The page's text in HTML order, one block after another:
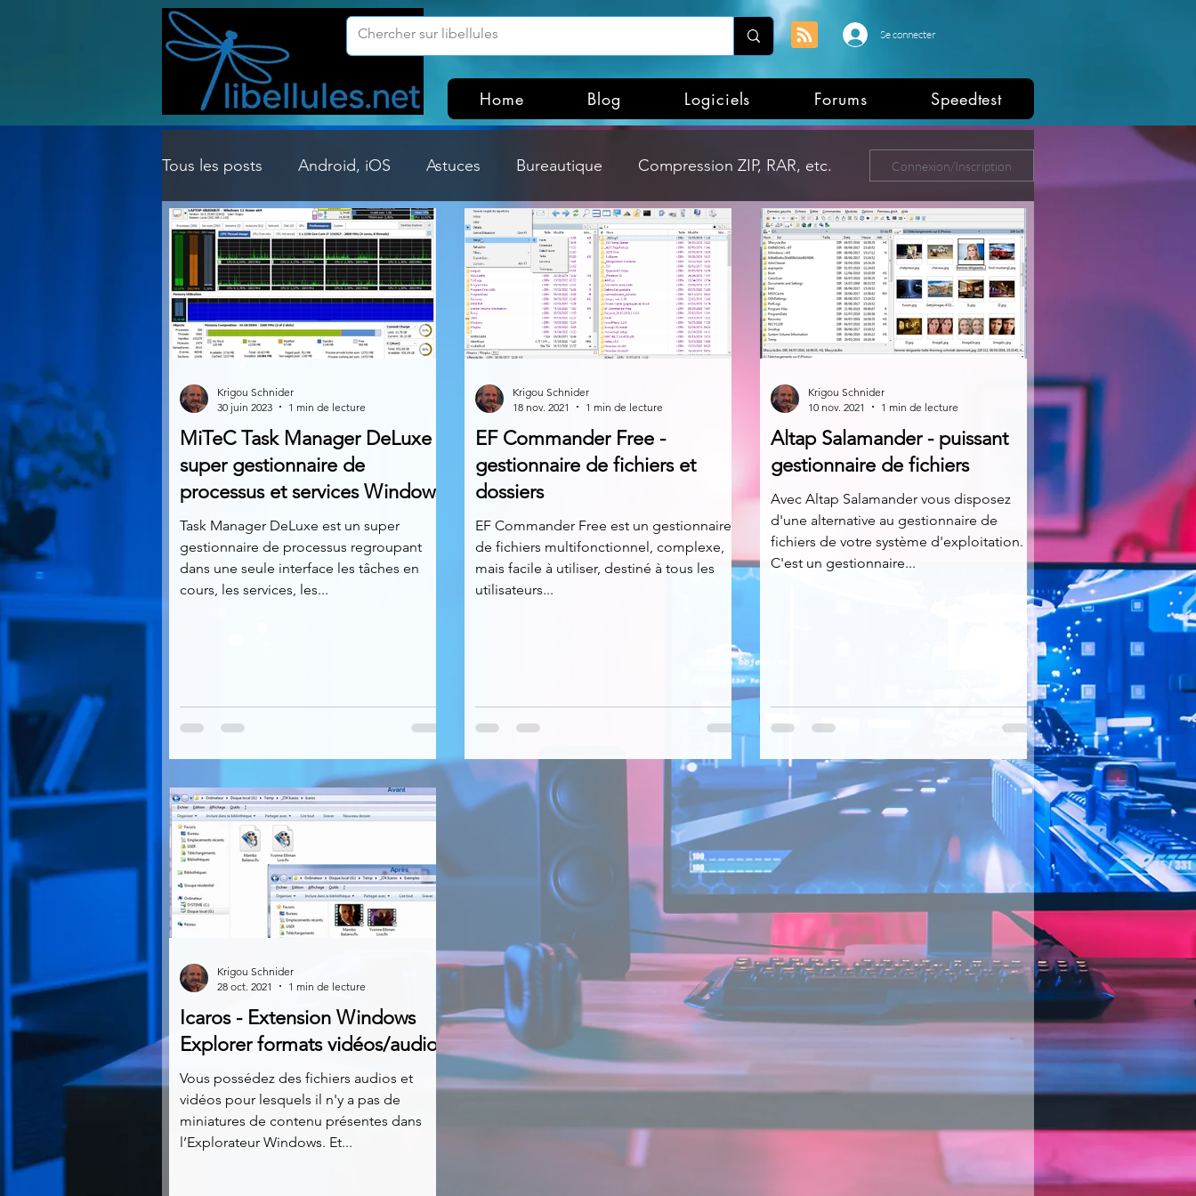
Se connecter
Home Blog Logiciels Forums Speedtest
Tous les posts Android, iOS Astuces Bureautique Compression ZIP, RAR, etc.
Customisation Windows Divers Dossier Windows Explorateurs de fichiers
Gestion Système Graphisme Hardware Internet
Multimedia Navigateurs Nirsoft Occupation disque
Photographie Réseaux Réseaux sociaux Sécurité Services en ligne
Video Logiciels les plus recherchés
Connexion/Inscription
MiTeC Task Manager DeLuxe -
super gestionnaire de
processus et services Windows
Task Manager DeLuxe est un super
gestionnaire de processus regroupant
dans une seule interface les tâches en
cours, les services, les...
Krigou Schnider
30 juin 2023
1 min de lecture
EF Commander Free -
gestionnaire de fichiers et
dossiers
EF Commander Free est un gestionnaire
de fichiers multifonctionnel, complexe,
mais facile à utiliser, destiné à tous les
utilisateurs...
Krigou Schnider
18 nov. 2021
1 min de lecture
Altap Salamander - puissant
gestionnaire de fichiers
Avec Altap Salamander vous disposez
d'une alternative au gestionnaire de
fichiers de votre système d'exploitation.
C'est un gestionnaire...
Krigou Schnider
10 nov. 2021
1 min de lecture
Icaros - Extension Windows
Explorer formats vidéos/audios
Vous possédez des fichiers audios et
vidéos pour lesquels il n'y a pas de
miniatures de contenu présentes dans
l’Explorateur Windows. Et...
Krigou Schnider
28 oct. 2021
1 min de lecture